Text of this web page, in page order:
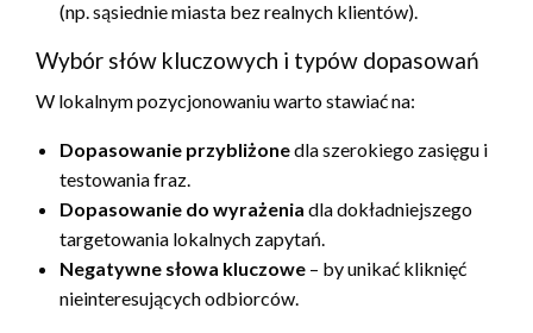
(np. sąsiednie miasta bez realnych klientów).
Wybór słów kluczowych i typów dopasowań
W lokalnym pozycjonowaniu warto stawiać na:
Dopasowanie przybliżonedla szerokiego zasięgu i
testowania fraz.
Dopasowanie do wyrażenia dla dokładniejszego
targetowania lokalnych zapytań.
Negatywne słowa kluczowe – by unikać kliknięć
nieinteresujących odbiorców.